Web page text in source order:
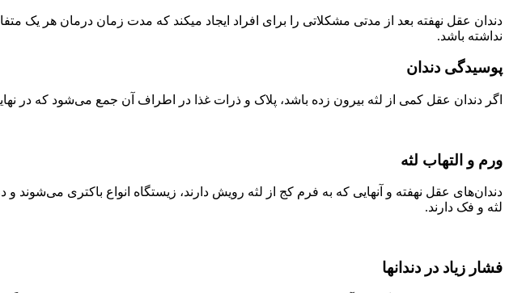
دندان عقل نهفته بعد از مدتی مشکلاتی را برای افراد ایجاد میکند که مدت زمان درمان هر
نداشته باشد.
پوسیدگی دندان
اگر دندان عقل کمی از لثه بیرون زده باشد، پلاک و ذرات غذا در اطراف آن جمع می‌شود که در
ورم و التهاب لثه
دندان‌های عقل نهفته و آنهایی که به فرم کج از لثه رویش دارند، زیستگاه انواع باکتری می‌شوند
لثه و فک دارند.
فشار زیاد در دندانها